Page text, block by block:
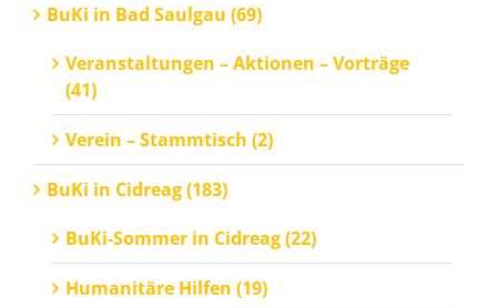
BuKi in Bad Saulgau (69)
Veranstaltungen – Aktionen – Vorträge
(41)
Verein – Stammtisch (2)
BuKi in Cidreag (183)
BuKi-Sommer in Cidreag (22)
Humanitäre Hilfen (19)